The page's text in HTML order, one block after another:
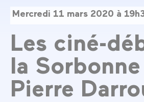
Mercredi 11 mars 2020 à
Les ciné-
la
Pierre